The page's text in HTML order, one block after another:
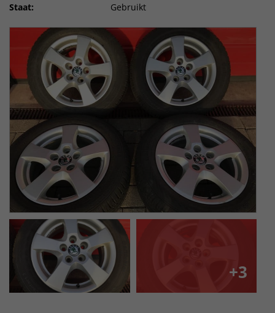
Staat:
Gebruikt
+3